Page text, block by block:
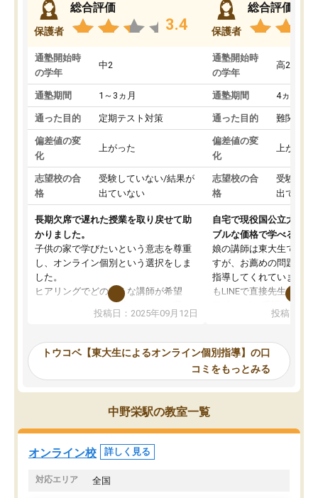
保護者
総合評価
3.4
通塾開始時
の学年
中2
通塾期間 1～3ヵ月
通った目的 定期テスト対策
偏差値の変
化
上がった
志望校の合
格
受験していない/結果が
出ていない
長期欠席で遅れた授業を取り戻せて助
かりました。
子供の家で学びたいという意志を尊重
し、オンライン個別という選択をしま
した。
ヒアリングでどのような講師が希望
か、オプションは付帯するかなど選ぶ
事が出来ました。
ーティングを行い、その講師で良いか
見てから講師を決定する事ができま
す。
うちの子は、初回面談の講師の方で決
オンラインツールを使用した単語帳の
共有があり宿題もそちらで出される形
でした。
投稿日：2025年09月12日
保護者
総合評価
通塾開始時
の学年
高2
通塾期間 4ヵ月～1
通った目的 難関私立
偏差値の変
化
上がった
志望校の合
格
受験して
出ていな
自宅で現役国公立大学生
ブルな価格で学べる
娘の講師は東大生では無
すが、お薦めの問題集や
指導してくれています。
もLINEで直接先生に質問
めれるので、個人に合
いなのがあり(有料)、受
ことをどんなスケジュー
くか相談したのですが、
ち期待したものではなく
くなってきたようなので
投稿日：
トウコベ【東大生によるオンライン個別指導】の口
コミをもっとみる
中野栄駅の教室一覧
オンライン校 詳しく見る
対応エリア 全国